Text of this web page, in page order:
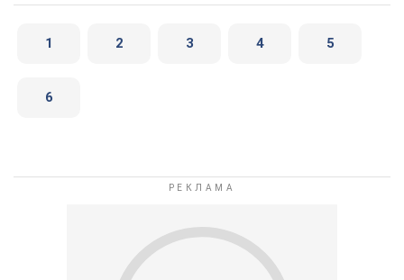
1 2 3 4 5
6